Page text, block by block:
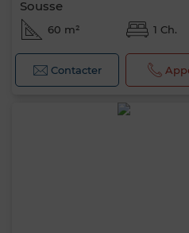
Sousse
60 m² 1 Ch.
Contacter